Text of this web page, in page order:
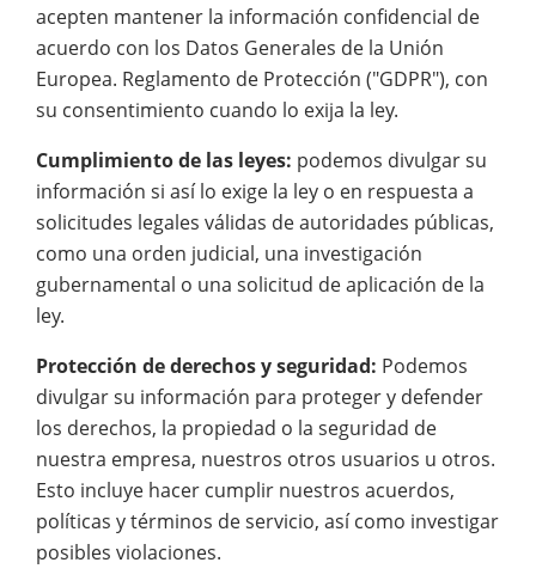
acepten mantener la información confidencial de
acuerdo con los Datos Generales de la Unión
Europea. Reglamento de Protección ("GDPR"), con
su consentimiento cuando lo exija la ley.
Cumplimiento de las leyes: podemos divulgar su
información si así lo exige la ley o en respuesta a
solicitudes legales válidas de autoridades públicas,
como una orden judicial, una investigación
gubernamental o una solicitud de aplicación de la
ley.
Protección de derechos y seguridad: Podemos
divulgar su información para proteger y defender
los derechos, la propiedad o la seguridad de
nuestra empresa, nuestros otros usuarios u otros.
Esto incluye hacer cumplir nuestros acuerdos,
políticas y términos de servicio, así como investigar
posibles violaciones.